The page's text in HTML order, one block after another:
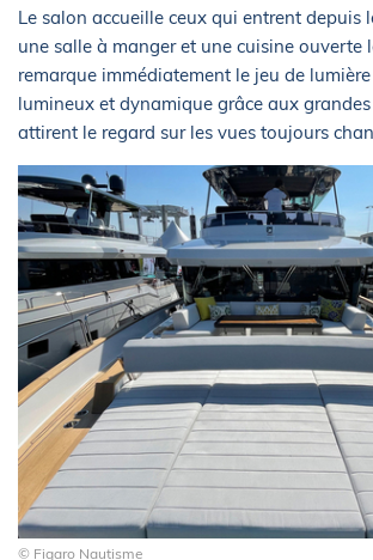
Le salon accueille ceux qui entrent depuis
une salle à manger et une cuisine ouverte
remarque immédiatement le jeu de
lumineux et dynamique grâce aux
attirent le regard sur les vues toujours
© Figaro Nautisme